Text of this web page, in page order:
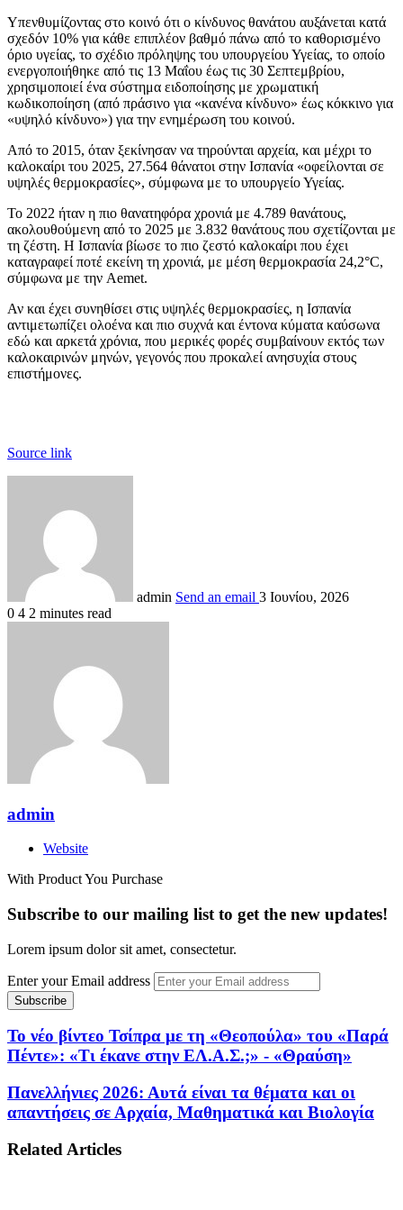
Υπενθυμίζοντας στο κοινό ότι ο κίνδυνος θανάτου αυξάνεται κατά
σχεδόν 10% για κάθε επιπλέον βαθμό πάνω από το καθορισμένο
όριο υγείας, το σχέδιο πρόληψης του υπουργείου Υγείας, το οποίο
ενεργοποιήθηκε από τις 13 Μαΐου έως τις 30 Σεπτεμβρίου,
χρησιμοποιεί ένα σύστημα ειδοποίησης με χρωματική
κωδικοποίηση (από πράσινο για «κανένα κίνδυνο» έως κόκκινο για
«υψηλό κίνδυνο») για την ενημέρωση του κοινού.
Από το 2015, όταν ξεκίνησαν να τηρούνται αρχεία, και μέχρι το
καλοκαίρι του 2025, 27.564 θάνατοι στην Ισπανία «οφείλονται σε
υψηλές θερμοκρασίες», σύμφωνα με το υπουργείο Υγείας.
Το 2022 ήταν η πιο θανατηφόρα χρονιά με 4.789 θανάτους,
ακολουθούμενη από το 2025 με 3.832 θανάτους που σχετίζονται με
τη ζέστη. Η Ισπανία βίωσε το πιο ζεστό καλοκαίρι που έχει
καταγραφεί ποτέ εκείνη τη χρονιά, με μέση θερμοκρασία 24,2°C,
σύμφωνα με την Aemet.
Αν και έχει συνηθίσει στις υψηλές θερμοκρασίες, η Ισπανία
αντιμετωπίζει ολοένα και πιο συχνά και έντονα κύματα καύσωνα
εδώ και αρκετά χρόνια, που μερικές φορές συμβαίνουν εκτός των
καλοκαιρινών μηνών, γεγονός που προκαλεί ανησυχία στους
επιστήμονες.
Source link
admin Send an email 3 Ιουνίου, 2026
0 4 2 minutes read
admin
Website
With Product You Purchase
Subscribe to our mailing list to get the new updates!
Lorem ipsum dolor sit amet, consectetur.
Enter your Email address
Το νέο βίντεο Τσίπρα με τη «Θεοπούλα» του «Παρά
Πέντε»: «Τι έκανε στην ΕΛ.Α.Σ.;» - «Θραύση»
Πανελλήνιες 2026: Αυτά είναι τα θέματα και οι
απαντήσεις σε Αρχαία, Μαθηματικά και Βιολογία
Related Articles